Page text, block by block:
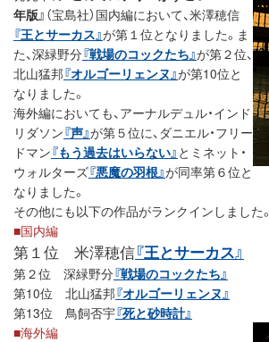
年版』 （宝島社）国内編において、米澤穂信
『王とサーカス』が第１位となりました。ま
た、深緑野分『戦場のコックたち』が第２位、
北山猛邦『オルゴーリェンヌ』が第10位と
なりました。
海外編においても、アーナルデュル・インド
リダソン『声』が第５位に、ダニエル・フリー
ドマン『もう過去はいらない』 とミネット・
ウォルターズ『悪魔の羽根』が同率第６位と
なりました。
その他にも以下の作品がランクインしました。
■国内編
第１位 米澤穂信『王とサーカス』
第２位 深緑野分『戦場のコックたち』
第10位 北山猛邦『オルゴーリェンヌ』
第13位 鳥飼否宇『死と砂時計』
■海外編